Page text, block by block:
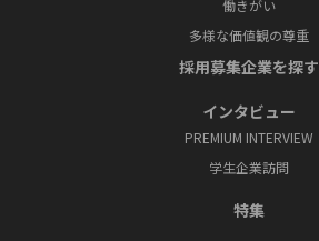
働きがい
多様な価値観の尊重
採⽤募集企業を探す
インタビュー
PREMIUM INTERVIEW
学⽣企業訪問
特集